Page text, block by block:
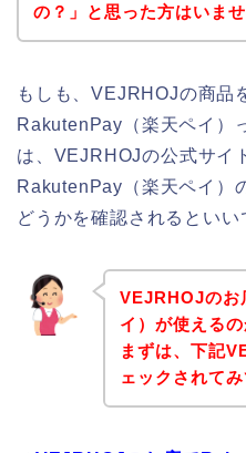
の？」と思った方はいま
もしも、VEJRHOJの商品
RakutenPay（楽天ペイ）
は、VEJRHOJの公式サイ
RakutenPay（楽天ペイ）
どうかを確認されるといい
VEJRHOJのお
イ）が使える
まずは、下記
ェックされて